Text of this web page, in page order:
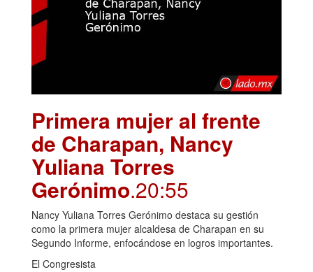
Primera mujer al frente
de Charapan, Nancy
Yuliana Torres
Gerónimo.20:55
Nancy Yuliana Torres Gerónimo destaca su gestión
como la primera mujer alcaldesa de Charapan en su
Segundo Informe, enfocándose en logros importantes.
El Congresista